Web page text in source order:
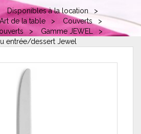
Disponibles à la location
de la table
Couverts
Gamme JEWEL
entrée/dessert Jewel